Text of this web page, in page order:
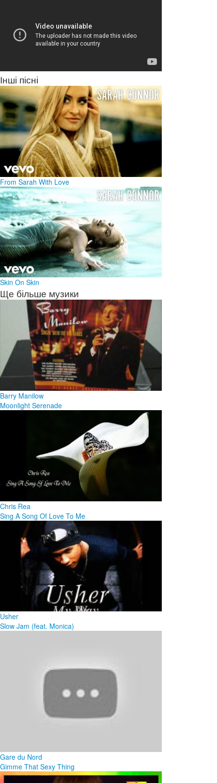
Інші пісні
From Sarah With Love
Skin On Skin
Ще більше музики
Barry Manilow
Moonlight Serenade
Chris Rea
Sing A Song Of Love To Me
Usher
Slow Jam (feat. Monica)
Gare du Nord
Gimme That Sexy Thing